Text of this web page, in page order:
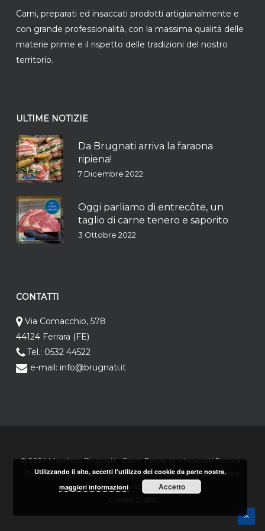
Carni, preparati ed insaccati prodotti artigianalmente e
con grande professionalità, con la massima qualità delle
materie prime e il rispetto delle tradizioni del nostro
territorio.
ULTIME NOTIZIE
Da Brugnati arriva la faraona
ripiena!
7 Dicembre 2022
Oggi parliamo di entrecôte, un
taglio di carne tenero e saporito
3 Ottobre 2022
CONTATTI
Via Comacchio, 578
44124 Ferrara (FE)
Tel.: 0532 44522
e-mail: info@brugnati.it
© 2024 Macelleria Brugnati - Carni, Preparati e Insaccati Ferrara -
P.IVA 01424200382 RI CCAA.N.7806 |Informativa sui cookie e
Privacy
Utilizzando il sito, accetti l'utilizzo dei cookie da parte nostra.
maggiori informazioni
Accetto